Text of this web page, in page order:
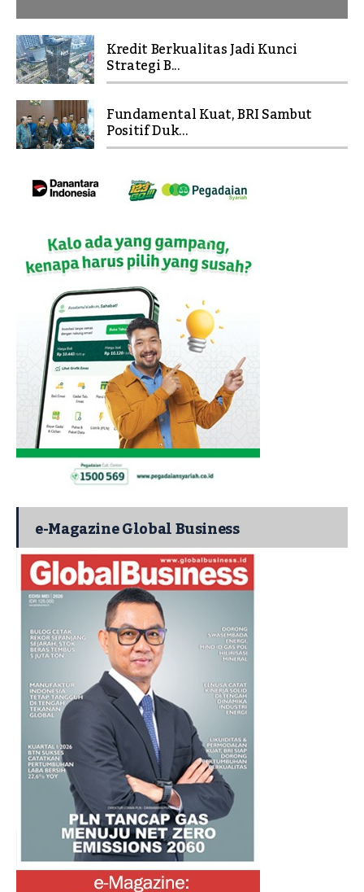
Kredit Berkualitas Jadi Kunci
Strategi B...
Fundamental Kuat, BRI Sambut
Positif Duk...
e-Magazine Global Business